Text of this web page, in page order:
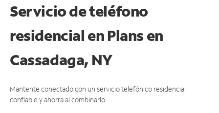
Servicio de teléfono
residencial en Plans en
Cassadaga, NY
Mantente conectado con un servicio telefónico residencial
confiable y ahorra al combinarlo.